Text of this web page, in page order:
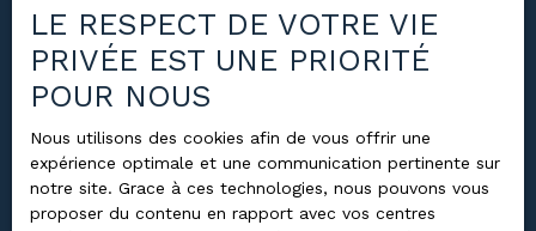
Budget max (€)
Rechercher
LE RESPECT DE VOTRE VIE
PRIVÉE EST UNE PRIORITÉ
POUR NOUS
Nous utilisons des cookies afin de vous offrir une
expérience optimale et une communication pertinente sur
notre site. Grace à ces technologies, nous pouvons vous
proposer du contenu en rapport avec vos centres